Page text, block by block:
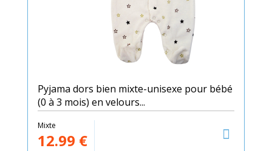
Pyjama dors bien mixte-unisexe pour bébé
(0 à 3 mois) en velours...
Mixte
12.99 €